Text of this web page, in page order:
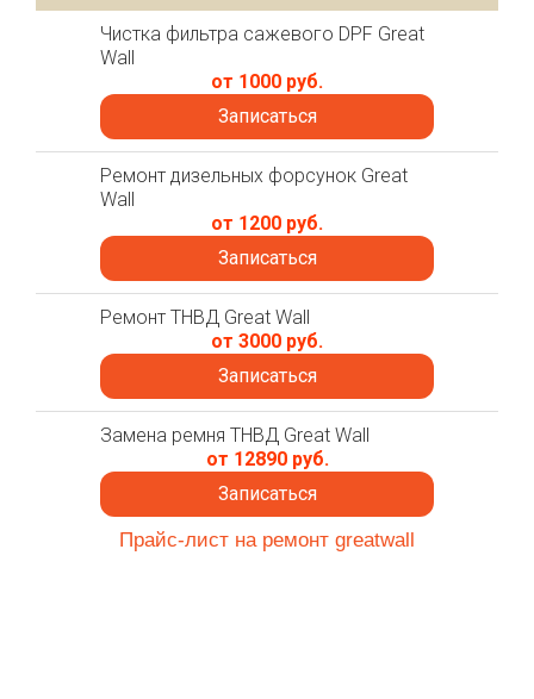
Чистка фильтра сажевого DPF Great
Wall
от 1000 руб.
Записаться
Ремонт дизельных форсунок Great
Wall
от 1200 руб.
Записаться
Ремонт ТНВД Great Wall
от 3000 руб.
Записаться
Замена ремня ТНВД Great Wall
от 12890 руб.
Записаться
Прайс-лист на ремонт greatwall